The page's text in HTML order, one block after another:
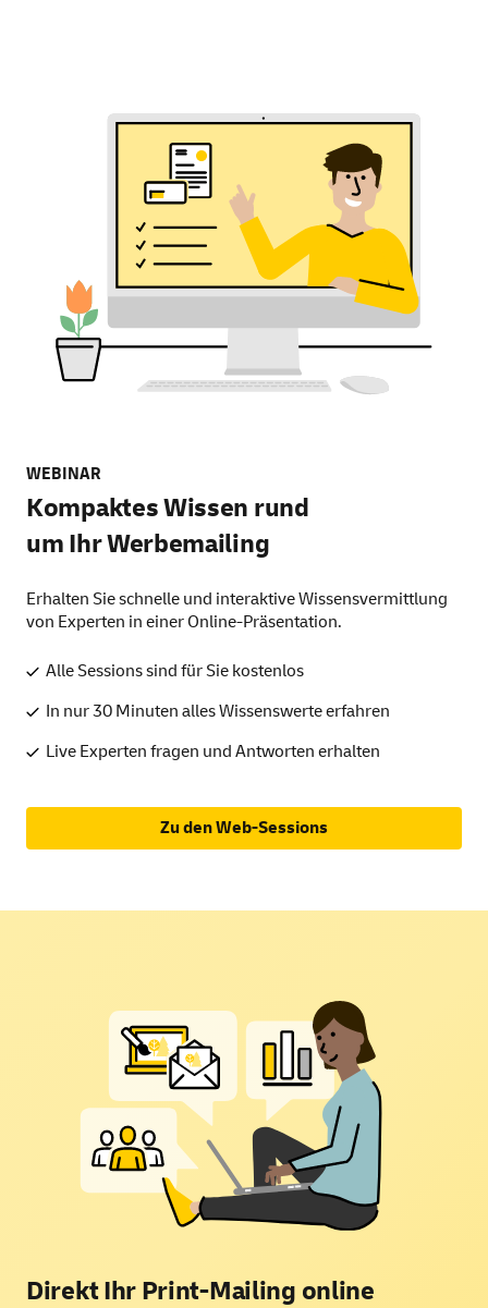
WEBINAR
Kompaktes Wissen rund
um Ihr Werbemailing
Erhalten Sie schnelle und interaktive Wissensvermittlung
von Experten in einer Online-Präsentation.
Alle Sessions sind für Sie kostenlos
In nur 30 Minuten alles Wissenswerte erfahren
Live Experten fragen und Antworten erhalten
Zu den Web-Sessions
Direkt Ihr Print-Mailing online